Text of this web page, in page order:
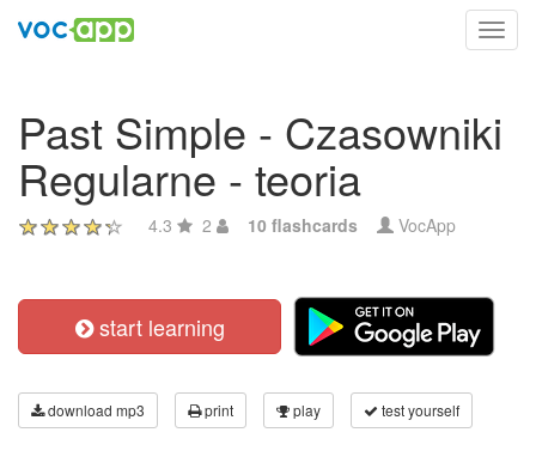
Past Simple - Czasowniki
Regularne - teoria
4.3 2 10 flashcards VocApp
start learning
download mp3 print play test yourself